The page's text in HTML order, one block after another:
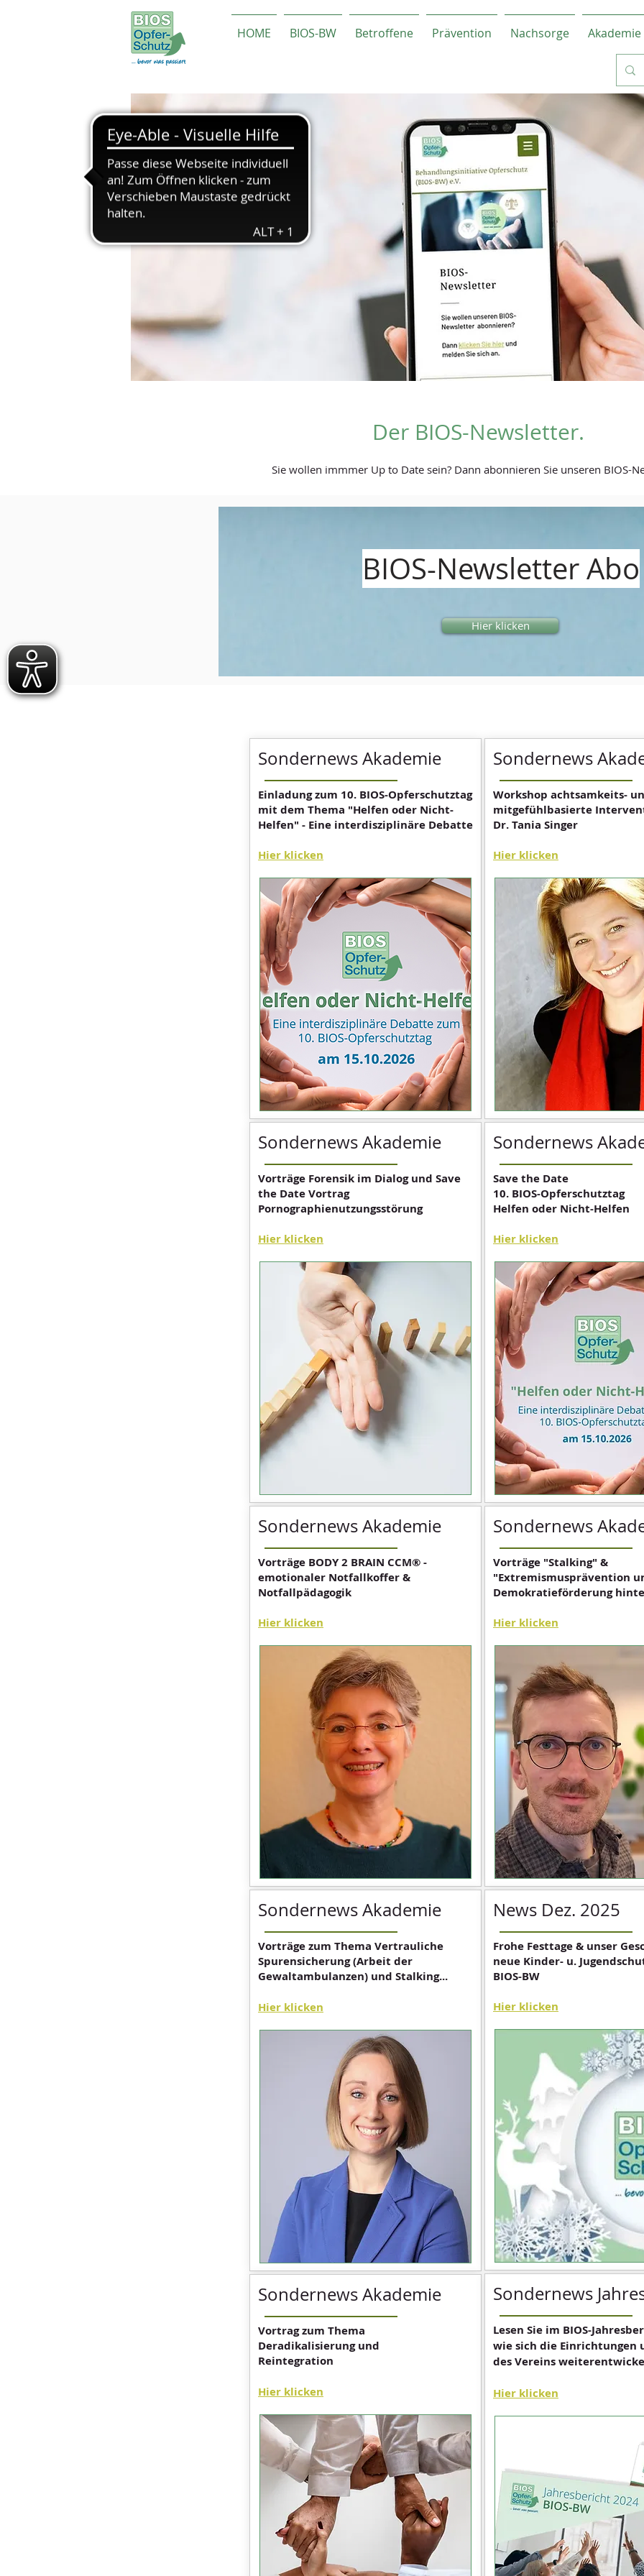
HOME BIOS-BW Betroffene Prävention Nachsorge Akademie
Der BIOS-Newsletter.
Sie wollen immmer Up to Date sein? Dann abonnieren Sie unseren BIOS-
BIOS-Newsletter Abo
Hier klicken
Sondernews Akademie
Einladung zum 10. BIOS-Opferschutztag
mit dem Thema "Helfen oder Nicht-
Helfen" - Eine interdisziplinäre Debatte
Hier klicken
Sondernews Akademie
Vorträge Forensik im Dialog und Save
the Date Vortrag
Pornographienutzungsstörung
Hier klicken
Sondernews Akademie
Vorträge BODY 2 BRAIN CCM® -
emotionaler Notfallkoffer &
Notfallpädagogik
Hier klicken
Sondernews Akademie
Vorträge zum Thema Vertrauliche
Spurensicherung (Arbeit der
Gewaltambulanzen) und Stalking...
Hier klicken
Sondernews Akademie
Vortrag zum Thema
Deradikalisierung und
Reintegration
Hier klicken
Sondernews
Workshop achtsamkeits-
mitgefühlbasierte
Dr. Tania Singer
Hier klicken
Sondernews
Save the Date
10. BIOS-Opferschutztag
Helfen oder Nicht-Helfen
Hier klicken
Sondernews
Vorträge "Stalking" &
"Extremismusprävention
Demokratieförderung
Hier klicken
News Dez. 2025
Frohe Festtage & unser
neue Kinder- u.
BIOS-BW
Hier klicken
Sondernews
Lesen Sie im BIOS-
wie sich die Einrichtungen
des Vereins
Hier klicken